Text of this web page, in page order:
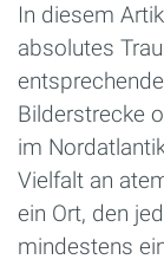
In diesem
absolutes
Bilderstrecke
im
Vielfalt an
ein Ort, den
mindestens